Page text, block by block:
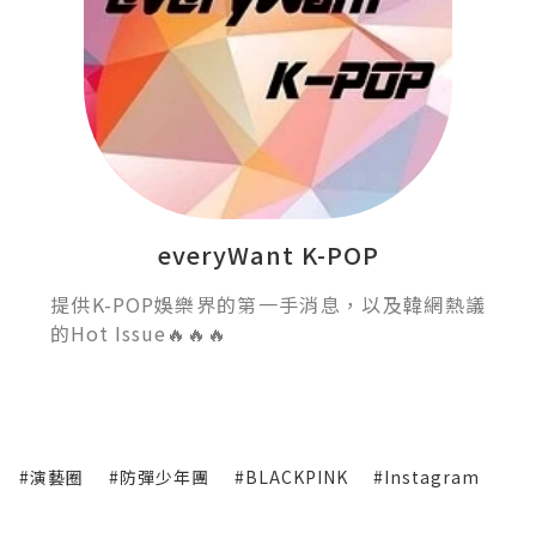
everyWant K-POP
提供K-POP娛樂界的第一手消息，以及韓網熱議
的Hot Issue🔥🔥🔥
#演藝圈 #防彈少年團 #BLACKPINK #Instagram